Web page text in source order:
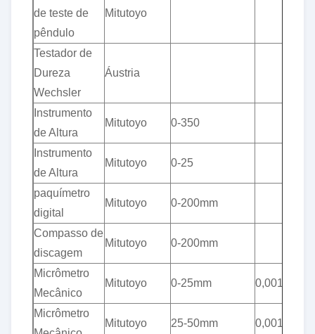
de teste de
pêndulo
Mitutoyo
Testador de
Dureza
Wechsler
Áustria
Instrumento
de Altura
Mitutoyo 0-350
Instrumento
de Altura
Mitutoyo 0-25
paquímetro
digital
Mitutoyo 0-200mm
Compasso de
discagem
Mitutoyo 0-200mm
Micrômetro
Mecânico
Mitutoyo 0-25mm 0,001
Micrômetro
Mitutoyo 25-50mm 0,001